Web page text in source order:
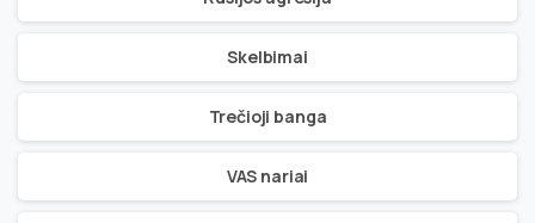
Skelbimai
Trečioji banga
VAS nariai